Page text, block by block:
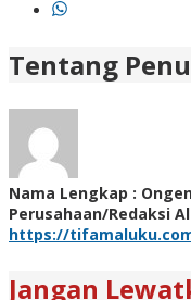
Tentang
Nama Lengkap :
Perusahaan/Redaksi
https://
Jangan